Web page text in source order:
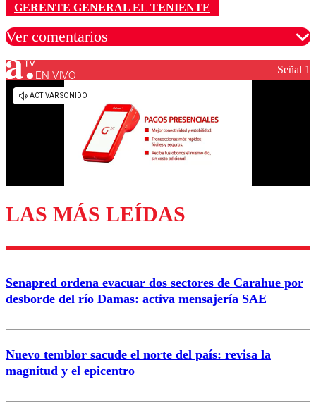
GERENTE GENERAL EL TENIENTE
Ver comentarios
Los comentarios son moderados para garantizar un
Enviar comentario
EN VIVO Señal 1
LAS MÁS LEÍDAS
Senapred ordena evacuar dos sectores de Carahue por
desborde del río Damas: activa mensajería SAE
Nuevo temblor sacude el norte del país: revisa la
magnitud y el epicentro